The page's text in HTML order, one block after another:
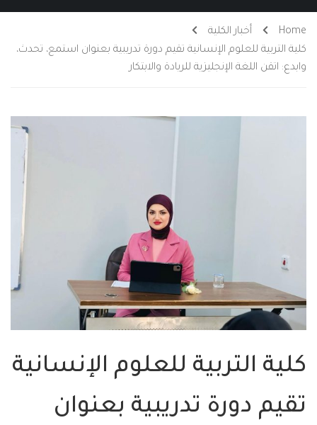
Home
أخبار الكلية
كلية التربية للعلوم الإنسانية تقيم دورة تدريبية بعنوان استمع، تحدث،
وابدع: اتقن اللغة الإنجليزية للريادة والابتكار
كلية التربية للعلوم الإنسانية
تقيم دورة تدريبية بعنوان